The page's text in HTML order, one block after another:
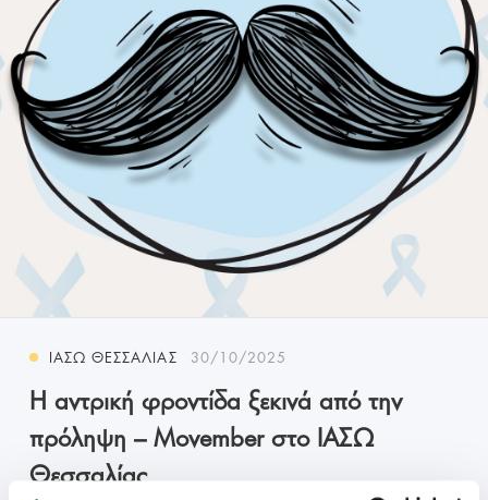
ΙΑΣΩ ΘΕΣΣΑΛΊΑΣ 30/10/2025
Η αντρική φροντίδα ξεκινά από την
πρόληψη – Movember στο ΙΑΣΩ
Θεσσαλίας